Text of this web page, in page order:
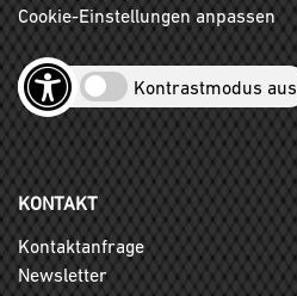
Cookie-Einstellungen anpassen
Kontrastmodus aus
KONTAKT
Kontaktanfrage
Newsletter